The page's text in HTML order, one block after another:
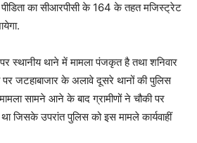
पीडिता का सीआरपीसी के 164 के तहत मजिस्ट्रेट
स्थानीय थाने में मामला पंजकृत है तथा शनिवार
पर जटहाबाजार के अलावे दूसरे थानों की पुलिस
सामने आने के बाद ग्रामीणों ने चौकी पर
था जिसके उपरांत पुलिस को इस मामले कार्यवाहीं